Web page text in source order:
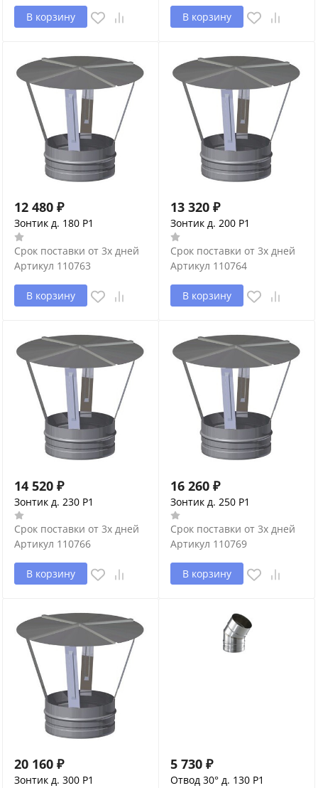
В корзину В корзину
12 480 ₽
Зонтик д. 180 P1
Срок поставки от 3х дней
Артикул 110763
В корзину
13 320 ₽
Зонтик д. 200 P1
Срок поставки от 3х дней
Артикул 110764
В корзину
14 520 ₽
Зонтик д. 230 P1
Срок поставки от 3х дней
Артикул 110766
В корзину
16 260 ₽
Зонтик д. 250 P1
Срок поставки от 3х дней
Артикул 110769
В корзину
20 160 ₽
Зонтик д. 300 P1
5 730 ₽
Отвод 30° д. 130 P1